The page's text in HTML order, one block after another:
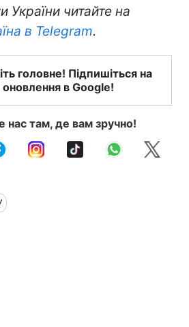
України читайте на
в Telegram.
головне! Підпишіться на
оновлення в Google!
нас там, де вам зручно!